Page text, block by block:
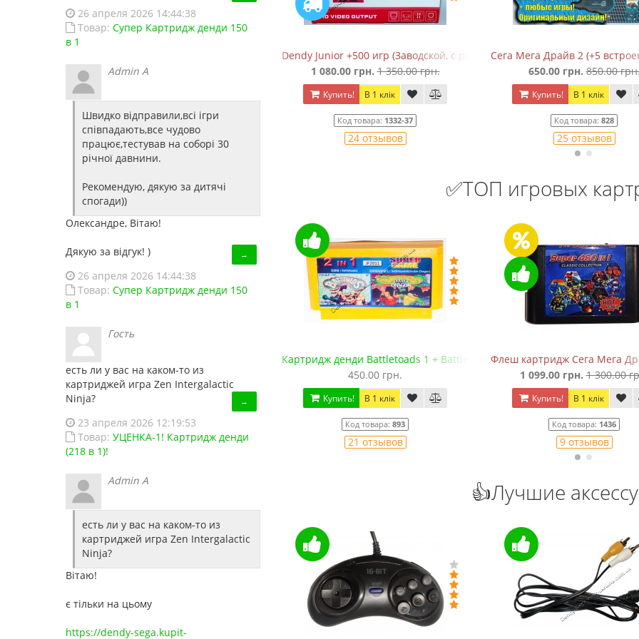
26 апреля 2026 14:44:38
Товар: Супер Картридж денди 150
в 1
Admin A
Швидко відправили,всі ігри
співпадають,все чудово
працює,тестував на соборі 30
річної давнини.
Рекомендую, дякую за дитячі
спогади))
Олександре, Вітаю!
Дякую за відгук! ) →
26 апреля 2026 14:44:38
Товар: Супер Картридж денди 150
в 1
Гость
есть ли у вас на каком-то из
картриджей игра Zen Intergalactic
Ninja?
→
23 апреля 2026 12:19:53
Товар: УЦЕНКА-1! Картридж денди
(218 в 1)!
Admin A
есть ли у вас на каком-то из
картриджей игра Zen Intergalactic
Ninja?
Вітаю!
є тільки на цьому
https://dendy-sega.kupit-
Сега Мега Драйв ONE (ОРИГИНАЛЬНОЕ качество!)
1 150.00 грн.
Код товара:826
24 отзывов
Dendy Junior +500 игр (Заводской, с рычажком)
1 080.00 грн. 1 350.00 грн.
Купить! В 1 клік
Код товара: 1332-37
24 отзывов
Сега Мега Драйв 2 (+5
650.00 грн. 850.00
Купить! В 1 клік
Код товара: 828
25 отзывов
✅ТОП игровых
Супер Картридж денди 150 в 1
450.00 грн.
Код товара:1486
13 отзывов
Картридж денди Battletoads 1 + Battletoads 2: Double Dragon
450.00 грн.
Купить! В 1 клік
Код товара: 893
21 отзывов
Флеш картридж Сега Мега
1 099.00 грн. 1 300.00
Купить! В 1 клік
Код товара: 1436
9 отзывов
👍Лучшие